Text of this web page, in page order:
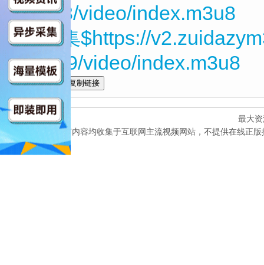
WS23/video/index.m3u8
第12集$https://
TK719/video/index.m3u8
全选
最大
本网站所有内容均收集于互联网主流视频网站，不提供在线正